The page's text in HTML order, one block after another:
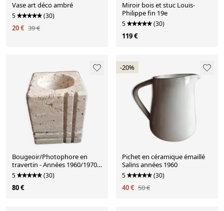
Vase art déco ambré
5 (30)
20 € 39 €
Miroir bois et stuc Louis-
Philippe fin 19e
5 (30)
119 €
Bougeoir/Photophore en
travertin - Années 1960/1970 -
Cerri Nestore ou Fratelli
Mannelli
5 (30)
80 €
-20%
Pichet en céramique émaillé
Salins années 1960
5 (30)
40 € 50 €